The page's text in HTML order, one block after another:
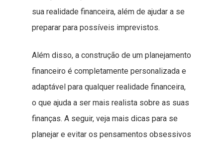
sua realidade financeira, além de ajudar a se
preparar para possíveis imprevistos.
Além disso, a construção de um planejamento
financeiro é completamente personalizada e
adaptável para qualquer realidade financeira,
o que ajuda a ser mais realista sobre as suas
finanças. A seguir, veja mais dicas para se
planejar e evitar os pensamentos obsessivos